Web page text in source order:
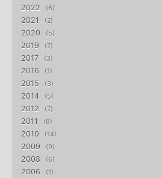
2022 6
2021 2
2020 5
2019 7
2017 3
2016 1
2015 3
2014 5
2012 7
2011 8
2010 14
2009 9
2008 6
2006 1